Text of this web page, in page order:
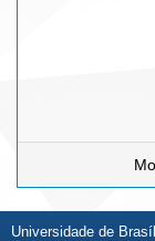
Universidade de